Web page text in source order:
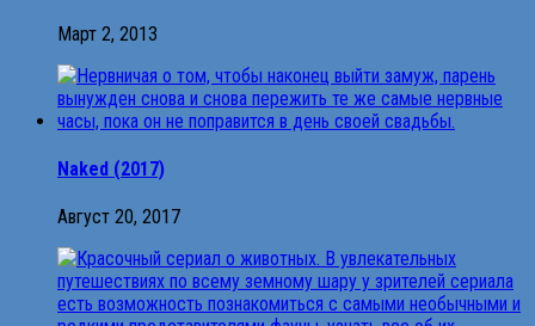
Март 2, 2013
Naked (2017)
Август 20, 2017